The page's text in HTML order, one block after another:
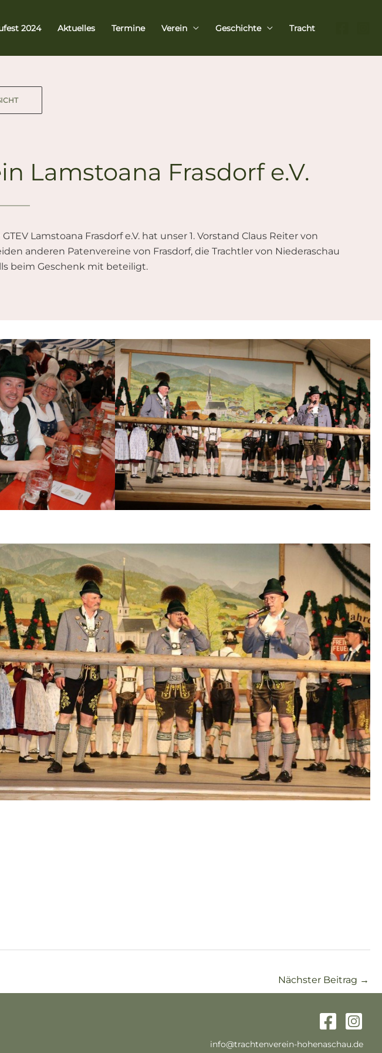
2024 Aktuelles Termine Verein Geschichte Tracht
Lamstoana Frasdorf e.V.
Lamstoana Frasdorf e.V. hat unser 1. Vorstand Claus Reiter von
anderen Patenvereine von Frasdorf, die Trachtler von Niederaschau
beim Geschenk mit beteiligt.
Nächster Beitrag →
info@trachtenverein-hohenaschau.de